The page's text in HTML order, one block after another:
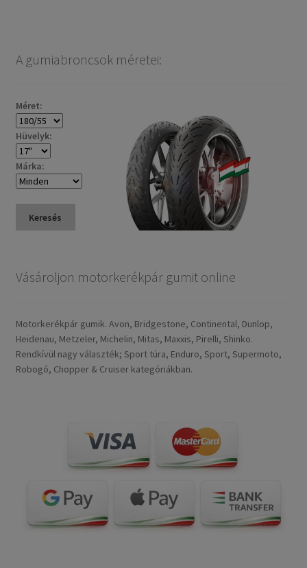
A gumiabroncsok méretei:
Méret:
Hüvelyk:
Márka:
Keresés
Vásároljon motorkerékpár gumit online
Motorkerékpár gumik. Avon, Bridgestone, Continental, Dunlop,
Heidenau, Metzeler, Michelin, Mitas, Maxxis, Pirelli, Shinko.
Rendkívül nagy választék; Sport túra, Enduro, Sport, Supermoto,
Robogó, Chopper & Cruiser kategóriákban.